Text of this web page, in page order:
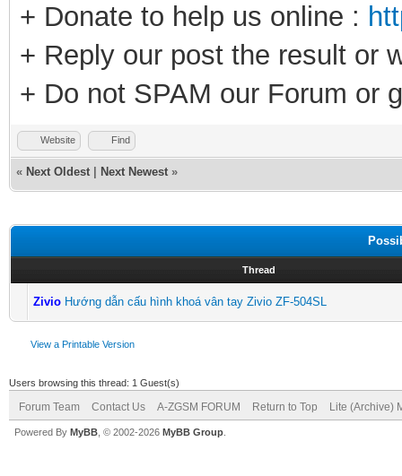
+ Donate to help us online :
+ Reply our post the result or
+ Do not SPAM our Forum or
Website Find
« Next Oldest Next Newest »
Thread
Zivio Hướng dẫn cấu hình khoá vân tay Zivio ZF-504SL
View a Printable Version
Users browsing this thread: 1 Guest(s)
Forum Team Contact Us A-ZGSM FORUM Return to Top Lite (Archive)
Powered By MyBB , © 2002-2026 MyBB Group